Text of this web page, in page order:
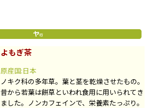
よもぎ茶
原産国:日本
ノキク科の多年草。葉と茎を乾燥させたもの。
昔から若葉は餅草といわれ食用に用いられてき
ました。ノンカフェインで、栄養素たっぷり。